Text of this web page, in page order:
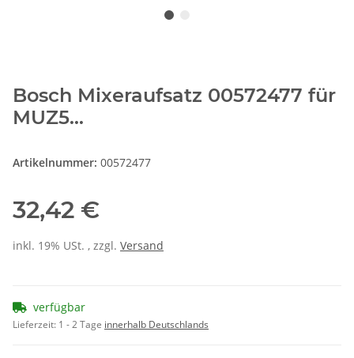
Bosch Mixeraufsatz 00572477 für
MUZ5...
Artikelnummer: 00572477
32,42 €
inkl. 19% USt. , zzgl. Versand
verfügbar
Lieferzeit: 1 - 2 Tage innerhalb Deutschlands